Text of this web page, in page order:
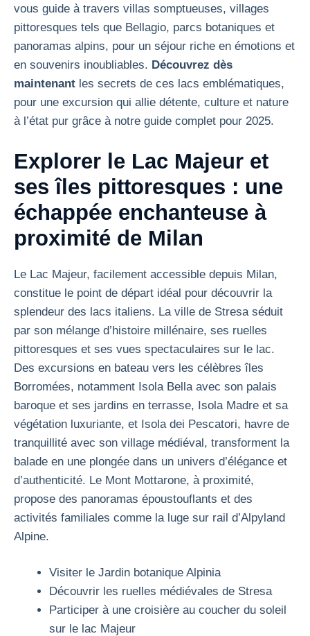
vous guide à travers villas somptueuses, villages
pittoresques tels que Bellagio, parcs botaniques et
panoramas alpins, pour un séjour riche en émotions et
en souvenirs inoubliables. Découvrez dès
maintenant les secrets de ces lacs emblématiques,
pour une excursion qui allie détente, culture et nature
à l’état pur grâce à notre guide complet pour 2025.
Explorer le Lac Majeur et
ses îles pittoresques : une
échappée enchanteuse à
proximité de Milan
Le Lac Majeur, facilement accessible depuis Milan,
constitue le point de départ idéal pour découvrir la
splendeur des lacs italiens. La ville de Stresa séduit
par son mélange d’histoire millénaire, ses ruelles
pittoresques et ses vues spectaculaires sur le lac.
Des excursions en bateau vers les célèbres îles
Borromées, notamment Isola Bella avec son palais
baroque et ses jardins en terrasse, Isola Madre et sa
végétation luxuriante, et Isola dei Pescatori, havre de
tranquillité avec son village médiéval, transforment la
balade en une plongée dans un univers d’élégance et
d’authenticité. Le Mont Mottarone, à proximité,
propose des panoramas époustouflants et des
activités familiales comme la luge sur rail d’Alpyland
Alpine.
Visiter le Jardin botanique Alpinia
Découvrir les ruelles médiévales de Stresa
Participer à une croisière au coucher du soleil
sur le lac Majeur